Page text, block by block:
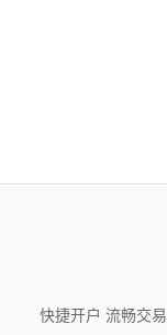
快捷开户 流畅交易